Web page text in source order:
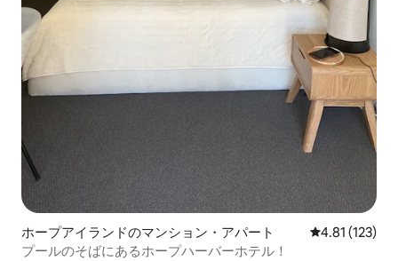
ホープアイランドのマンション・アパート レビュー123
4.81 (123)
プールのそばにあるホープハーバーホテル！